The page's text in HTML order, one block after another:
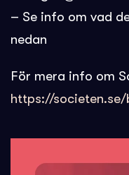
– Se info om vad
nedan
För mera info om
https://societen.se/